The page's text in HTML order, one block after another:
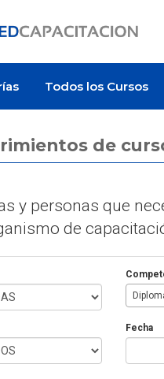
Todos los Cursos
de
y personas que
de
Fecha